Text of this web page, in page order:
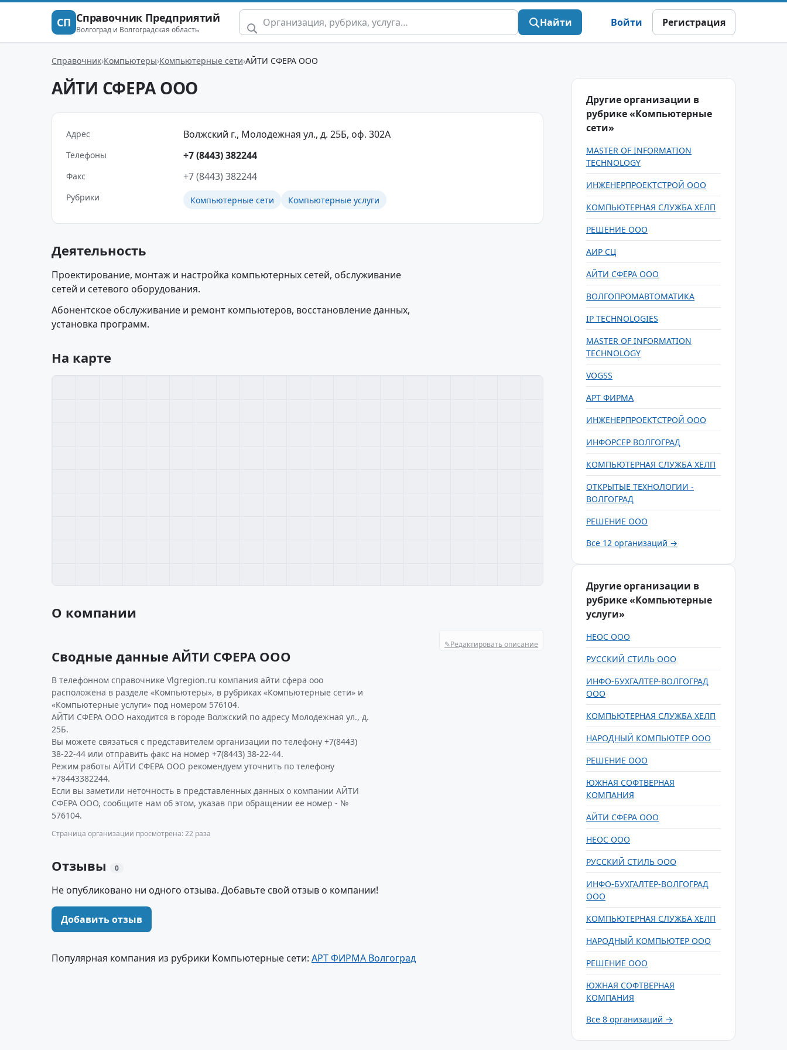
СП Справочник Предприятий
Волгоград и Волгоградская область
Найти Войти Регистрация
Справочник Компьютеры Компьютерные сети АЙТИ СФЕРА ООО
АЙТИ СФЕРА ООО
Адрес Волжский г., Молодежная ул., д. 25Б, оф. 302А
Телефоны +7 (8443) 382244
Факс +7 (8443) 382244
Рубрики Компьютерные сети Компьютерные услуги
Деятельность
Проектирование, монтаж и настройка компьютерных сетей, обслуживание
сетей и сетевого оборудования.
Абонентское обслуживание и ремонт компьютеров, восстановление данных,
установка программ.
На карте
О компании
✎Редактировать описание
Сводные данные АЙТИ СФЕРА ООО
В телефонном справочнике Vlgregion.ru компания айти сфера ооо
расположена в разделе «Компьютеры», в рубриках «Компьютерные сети» и
«Компьютерные услуги» под номером 576104.
АЙТИ СФЕРА ООО находится в городе Волжский по адресу Молодежная ул., д.
25Б.
Вы можете связаться с представителем организации по телефону +7(8443)
38-22-44 или отправить факс на номер +7(8443) 38-22-44.
Режим работы АЙТИ СФЕРА ООО рекомендуем уточнить по телефону
+78443382244.
Если вы заметили неточность в представленных данных о компании АЙТИ
СФЕРА ООО, сообщите нам об этом, указав при обращении ее номер - №
576104.
Страница организации просмотрена: 22 раза
Отзывы 0
Не опубликовано ни одного отзыва. Добавьте свой отзыв о компании!
Добавить отзыв
Популярная компания из рубрики Компьютерные сети: АРТ ФИРМА Волгоград
Другие организации в
рубрике «Компьютерные
сети»
MASTER OF INFORMATION
TECHNOLOGY
ИНЖЕНЕРПРОЕКТСТРОЙ ООО
КОМПЬЮТЕРНАЯ СЛУЖБА ХЕЛП
РЕШЕНИЕ ООО
АИР СЦ
АЙТИ СФЕРА ООО
ВОЛГОПРОМАВТОМАТИКА
IP TECHNOLOGIES
MASTER OF INFORMATION
TECHNOLOGY
VOGSS
АРТ ФИРМА
ИНЖЕНЕРПРОЕКТСТРОЙ ООО
ИНФОРСЕР ВОЛГОГРАД
КОМПЬЮТЕРНАЯ СЛУЖБА ХЕЛП
ОТКРЫТЫЕ ТЕХНОЛОГИИ -
ВОЛГОГРАД
РЕШЕНИЕ ООО
Все 12 организаций →
Другие организации в
рубрике «Компьютерные
услуги»
НЕОС ООО
РУССКИЙ СТИЛЬ ООО
ИНФО-БУХГАЛТЕР-ВОЛГОГРАД
ООО
КОМПЬЮТЕРНАЯ СЛУЖБА ХЕЛП
НАРОДНЫЙ КОМПЬЮТЕР ООО
РЕШЕНИЕ ООО
ЮЖНАЯ СОФТВЕРНАЯ
КОМПАНИЯ
АЙТИ СФЕРА ООО
НЕОС ООО
РУССКИЙ СТИЛЬ ООО
ИНФО-БУХГАЛТЕР-ВОЛГОГРАД
ООО
КОМПЬЮТЕРНАЯ СЛУЖБА ХЕЛП
НАРОДНЫЙ КОМПЬЮТЕР ООО
РЕШЕНИЕ ООО
ЮЖНАЯ СОФТВЕРНАЯ
КОМПАНИЯ
Все 8 организаций →